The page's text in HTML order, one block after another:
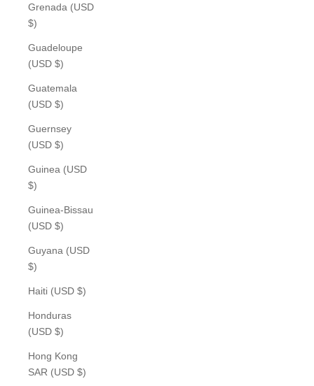
Grenada (USD
$)
Guadeloupe
(USD $)
Guatemala
(USD $)
Guernsey
(USD $)
Guinea (USD
$)
Guinea-Bissau
(USD $)
Guyana (USD
$)
Haiti (USD $)
Honduras
(USD $)
Hong Kong
SAR (USD $)